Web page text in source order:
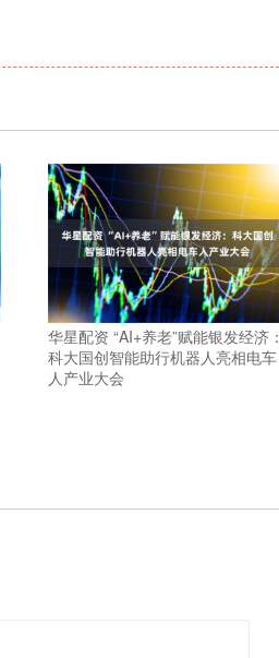
华星配资 “AI+养老”赋能银发经济：
科大国创智能助行机器人亮相电车
人产业大会